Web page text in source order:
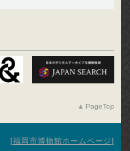
PageTop
福岡市博物館ホームページ